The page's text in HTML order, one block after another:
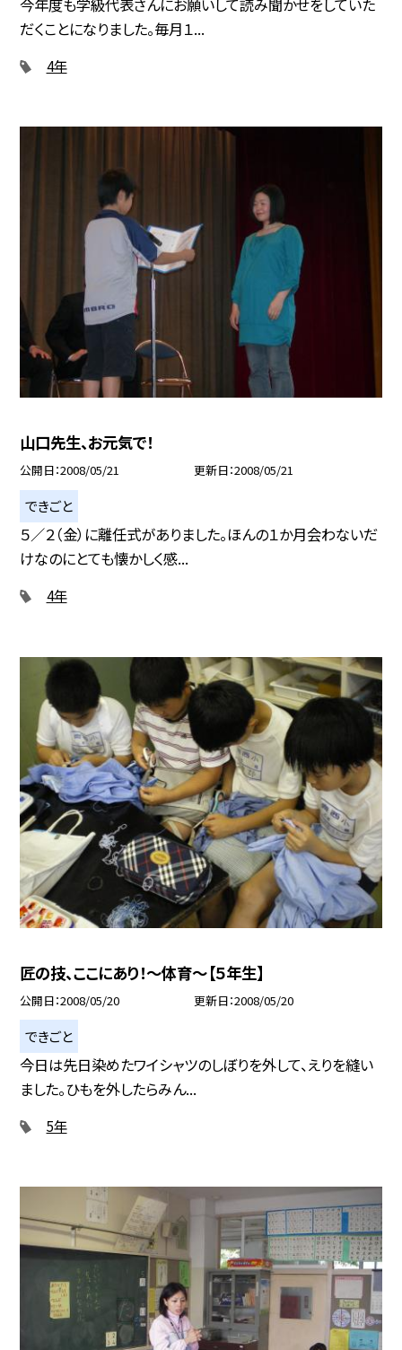
だくことになりました。毎月１...
4年
山口先生、お元気で！
公開日 2008/05/21 更新日 2008/05/21
できごと
５／２（金）に離任式がありました。ほんの１か月会わないだ
けなのにとても懐かしく感...
4年
匠の技、ここにあり！〜体育〜【５年生】
公開日 2008/05/20 更新日 2008/05/20
できごと
今日は先日染めたワイシャツのしぼりを外して、えりを縫い
ました。ひもを外したらみん...
5年